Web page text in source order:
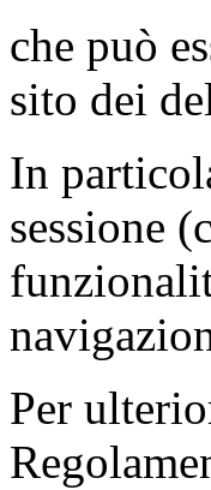
che può
sito dei
In
sessione
Per